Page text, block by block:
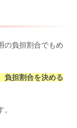
の負担割合でもめ
負担割合を決める